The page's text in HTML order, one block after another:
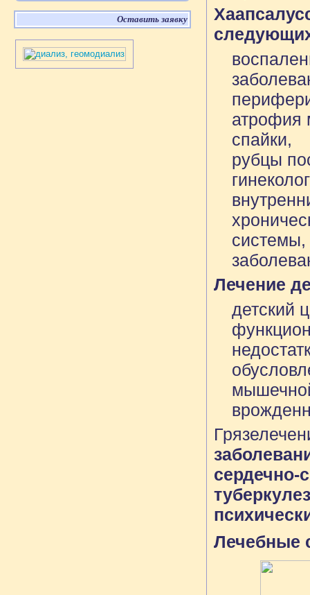
Оставить заявку
спайки,
рубцы
системы,
Лечение
детский
Лечебные